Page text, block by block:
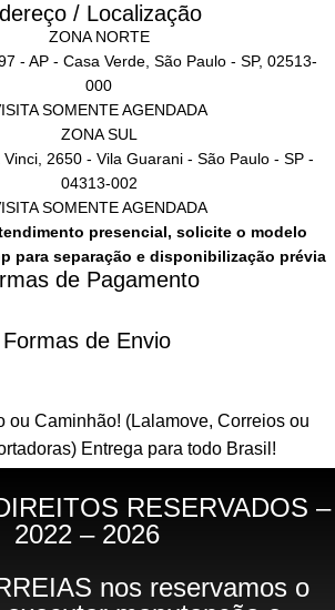
/ Localização
ZONA NORTE
- AP - Casa Verde, São Paulo - SP, 02513-
000
SOMENTE AGENDADA
ZONA SUL
2650 - Vila Guarani - São Paulo - SP -
04313-002
SOMENTE AGENDADA
presencial, solicite o modelo
para separação e disponibilização prévia
de Pagamento
Formas de Envio
ou Caminhão! (Lalamove, Correios ou
Entrega para todo Brasil!
RESERVADOS –
2022 – 2026
nos reservamos o